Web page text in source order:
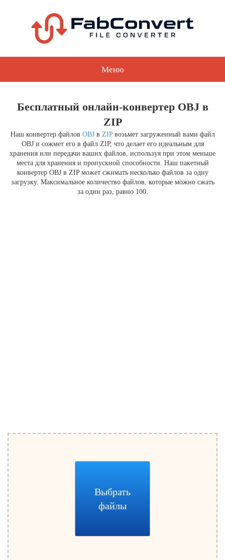
Меню
Бесплатный онлайн-конвертер OBJ в
ZIP
Наш конвертер файлов OBJв ZIPвозьмет загруженный вами файл
OBJ и сожмет его в файл ZIP, что делает его идеальным для
хранения или передачи ваших файлов, используя при этом меньше
места для хранения и пропускной способности. Наш пакетный
конвертер OBJ в ZIP может сжимать несколько файлов за одну
загрузку. Максимальное количество файлов, которые можно сжать
за один раз, равно 100.
Выбрать
файлы